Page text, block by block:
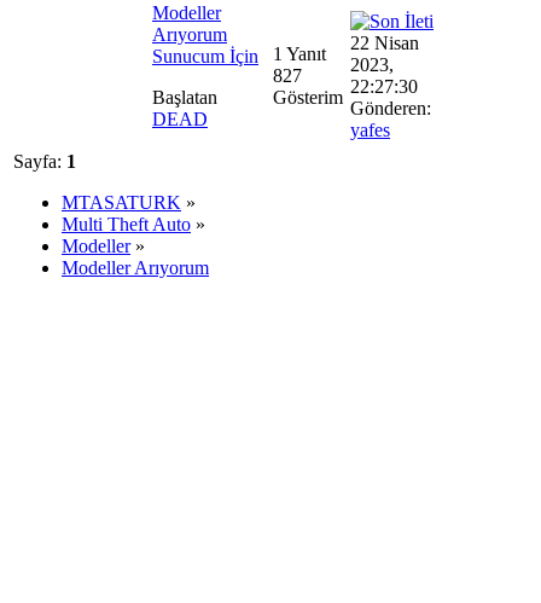
Modeller
Arıyorum
Sunucum İçin
Başlatan
DEAD
1 Yanıt
827
Gösterim
22 Nisan
2023,
22:27:30
Gönderen:
yafes
Sayfa: 1
MTASATURK »
Multi Theft Auto »
Modeller»
Modeller Arıyorum